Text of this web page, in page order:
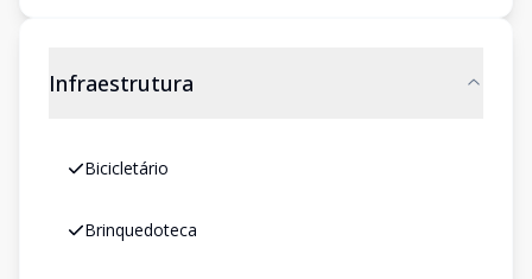
Infraestrutura
Bicicletário
Brinquedoteca